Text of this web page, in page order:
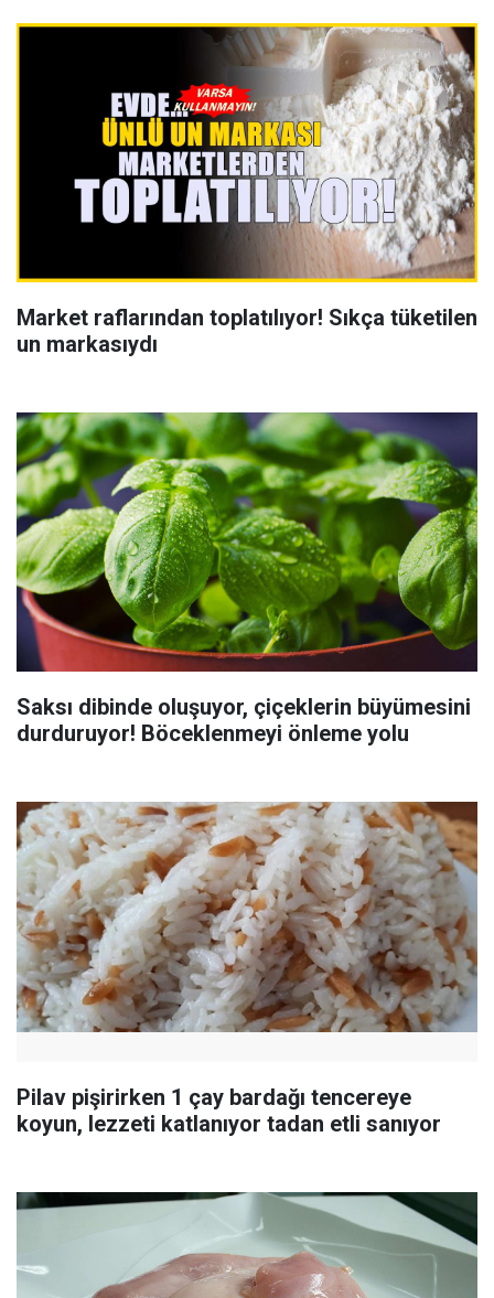
Market raflarından toplatılıyor! Sıkça tüketilen
un markasıydı
Saksı dibinde oluşuyor, çiçeklerin büyümesini
durduruyor! Böceklenmeyi önleme yolu
Pilav pişirirken 1 çay bardağı tencereye
koyun, lezzeti katlanıyor tadan etli sanıyor